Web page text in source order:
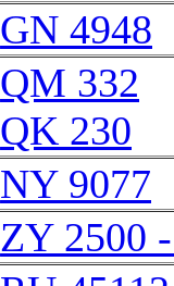
GN 4948
QM 332
QK 230
NY 9077
ZY 2500